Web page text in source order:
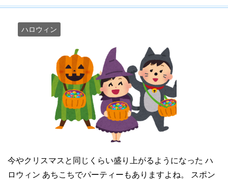
ハロウィン
今やクリスマスと同じくらい盛り上がるようになった ハ
ロウィン あちこちでパーティーもありますよね。 スポン